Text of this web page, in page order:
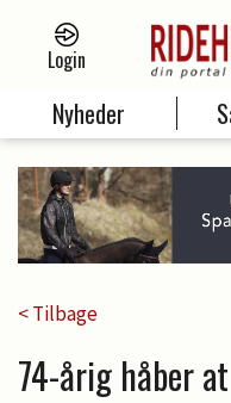
Login
Nyheder
< Tilbage
74-årig håber